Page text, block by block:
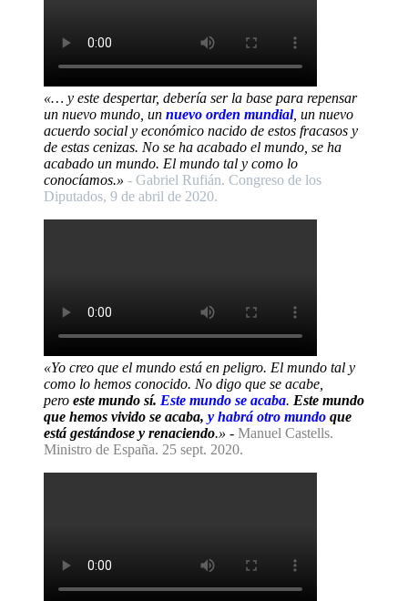
«… y este despertar, debería ser la base para repensar
un nuevo mundo, un nuevo orden mundial, un nuevo
acuerdo social y económico nacido de estos fracasos y
de estas cenizas. No se ha acabado el mundo, se ha
acabado un mundo. El mundo tal y como lo
conocíamos.» - Gabriel Rufián. Congreso de los
Diputados, 9 de abril de 2020.
«Yo creo que el mundo está en peligro. El mundo tal y
como lo hemos conocido. No digo que se acabe,
pero este mundo sí. Este mundo se acaba. Este mundo
que hemos vivido se acaba, y habrá otro mundo que
está gestándose y renaciendo.» - Manuel Castells.
Ministro de España. 25 sept. 2020.